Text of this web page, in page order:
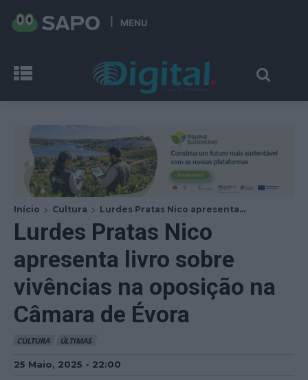
MENU
Início Cultura Lurdes Pratas Nico apresenta...
Lurdes Pratas Nico
apresenta livro sobre
vivências na oposição na
Câmara de Évora
CULTURA ÚLTIMAS
25 Maio, 2025 - 22:00